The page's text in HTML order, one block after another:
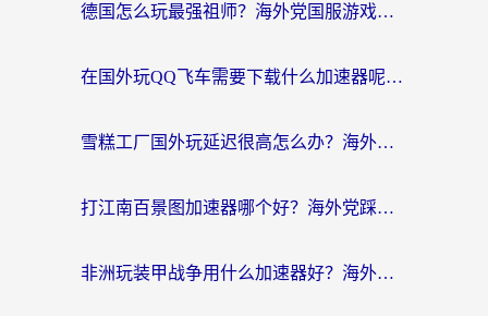
德国怎么玩最强祖师？海外党国服游戏加速器选择全攻略（附宝可梦Online实测）
在国外玩QQ飞车需要下载什么加速器呢？海外党亲测有效的国服游戏加速指南
雪糕工厂国外玩延迟很高怎么办？海外玩家国服游戏加速终极攻略（附实测推荐）
打江南百景图加速器哪个好？海外党踩坑N次后，终于找到不卡的秘诀
非洲玩装甲战争用什么加速器好？海外党亲测有效的国服游戏加速方案